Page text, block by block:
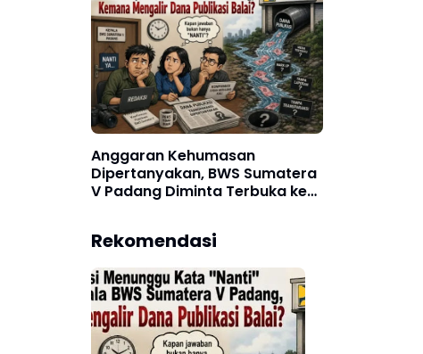
Anggaran Kehumasan
Dipertanyakan, BWS Sumatera
V Padang Diminta Terbuka ke
Rekomendasi